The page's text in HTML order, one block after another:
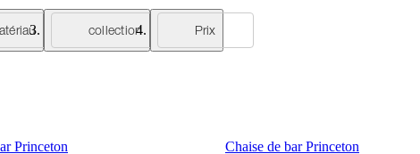
collection Prix
Princeton
Chaise de bar Princeton